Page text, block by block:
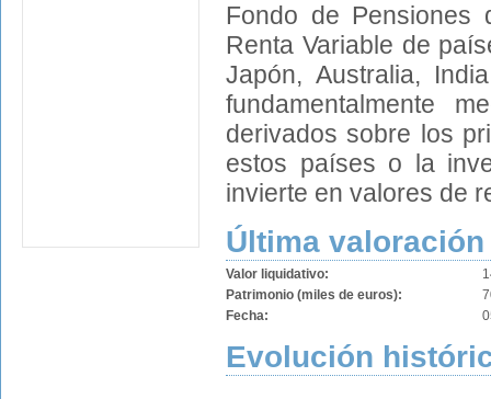
Fondo de
Renta Variable de
Japón, Australia,
fundamentalmente
derivados sobre los
estos países o la
invierte en valores de
Última valoración
Valor liquidativo:
Patrimonio (miles de euros):
Fecha:
Evolución